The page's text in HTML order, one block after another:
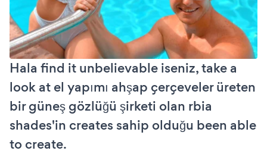
Hala find it unbelievable iseniz, take a
look at el yapımı ahşap çerçeveler üreten
bir güneş gözlüğü şirketi olan rbia
shades'in creates sahip olduğu been able
to create.